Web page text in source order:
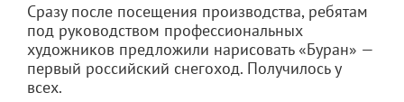
Сразу после посещения производства, ребятам
под руководством профессиональных
художников предложили нарисовать «Буран» —
первый российский снегоход. Получилось у
всех.